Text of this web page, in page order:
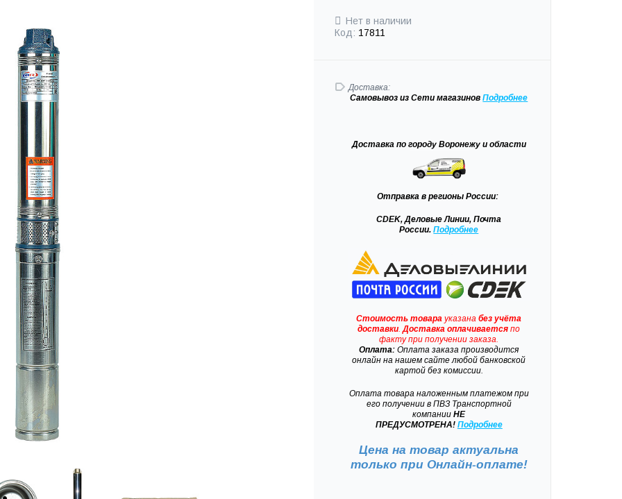
Нет в наличии
Код: 17811
Доставка:
Самовывозиз Сети магазиновПодробнее
Доставкапо городу Воронежу и области
Отправка в регионы России:
CDEK, Деловые Линии, Почта
России.Подробнее
Стоимость товара указанабез учёта
доставки .Доставка оплачивается по
факту при получении заказа.
Оплата: Оплата заказа производится
онлайн на нашем сайте любой банковской
картой без комиссии.
Оплата товара наложенным платежом при
его получении в ПВЗ Транспортной
компании НЕ
ПРЕДУСМОТРЕНА! Подробнее
Цена на товар актуальна
только при Онлайн-оплате!